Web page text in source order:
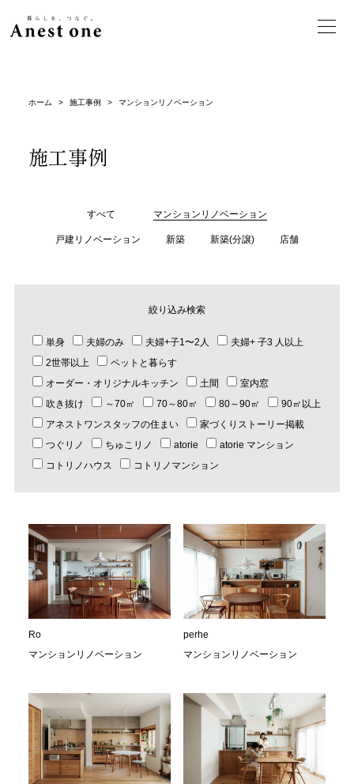
ホーム > 施工事例 > マンションリノベーション
施工事例
すべて マンションリノベーション
戸建リノベーション 新築 新築(分譲) 店舗
絞り込み検索
単身 夫婦のみ 夫婦+子1〜2人
夫婦+ 子3 人以上
2世帯以上
ペットと暮らす
オーダー・オリジナルキッチン
土間
室内窓
吹き抜け
～70㎡ 70～80㎡ 80～90㎡
90㎡以上
アネストワンスタッフの住まい
家づくりストーリー掲載
つぐリノ
ちゅこリノ atorie
atorie マンション
コトリノハウス
コトリノマンション
Ro
マンションリノベーション
perhe
マンションリノベーション